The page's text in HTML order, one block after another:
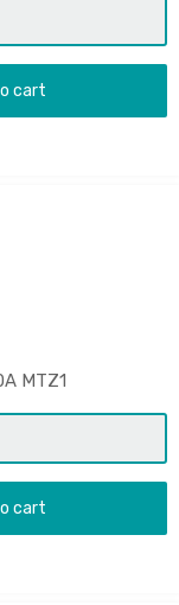
cart
MTZ1
cart